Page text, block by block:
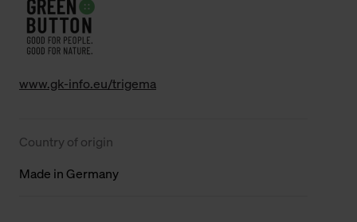
www.gk-info.eu/trigema
Country of origin
Made in Germany